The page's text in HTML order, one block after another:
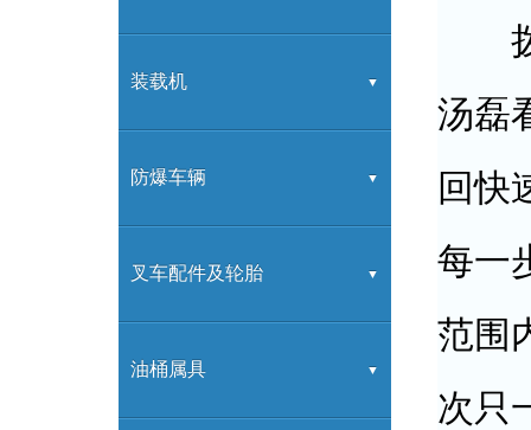
合力拖车产品
内燃牵引车
正面吊
装载机
装载机
防爆车辆
防爆叉车
叉车配件及轮胎
叉车配件
油桶属具
拨
汤磊
回快
每一
范围
次只